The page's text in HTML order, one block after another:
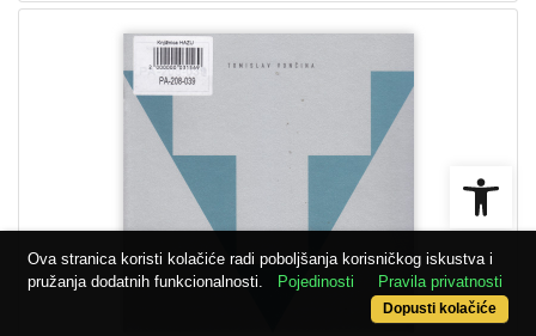
Ova stranica koristi kolačiće radi poboljšanja korisničkog iskustva i
pružanja dodatnih funkcionalnosti.
Pojedinosti Pravila privatnosti
Dopusti kolačiće